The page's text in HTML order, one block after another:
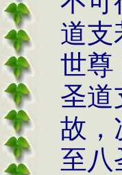
道支
世尊
圣道
故，
至八